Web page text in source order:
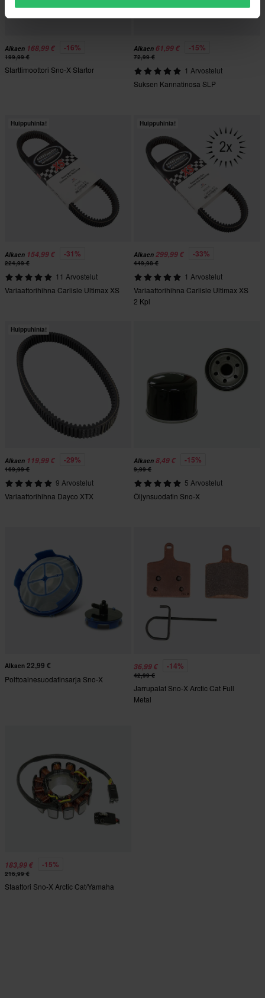
Alkaen 168,99 € -16%
199,99 €
Starttimoottori Sno-X Startor
Alkaen 61,99 € -15%
72,99 €
1 Arvostelut
Suksen Kannatinosa SLP
Huippuhinta!
Alkaen 154,99 € -31%
224,99 €
11 Arvostelut
Variaattorihihna Carlisle Ultimax XS
Huippuhinta!
Alkaen 299,99 € -33%
449,98 €
1 Arvostelut
Variaattorihihna Carlisle Ultimax XS
2 Kpl
Huippuhinta!
Alkaen 119,99 € -29%
169,99 €
9 Arvostelut
Variaattorihihna Dayco XTX
Alkaen 8,49 € -15%
9,99 €
5 Arvostelut
Öljynsuodatin Sno-X
Alkaen 22,99 €
Polttoainesuodatinsarja Sno-X
36,99 € -14%
42,99 €
Jarrupalat Sno-X Arctic Cat Full
Metal
183,99 € -15%
216,99 €
Staattori Sno-X Arctic Cat/Yamaha